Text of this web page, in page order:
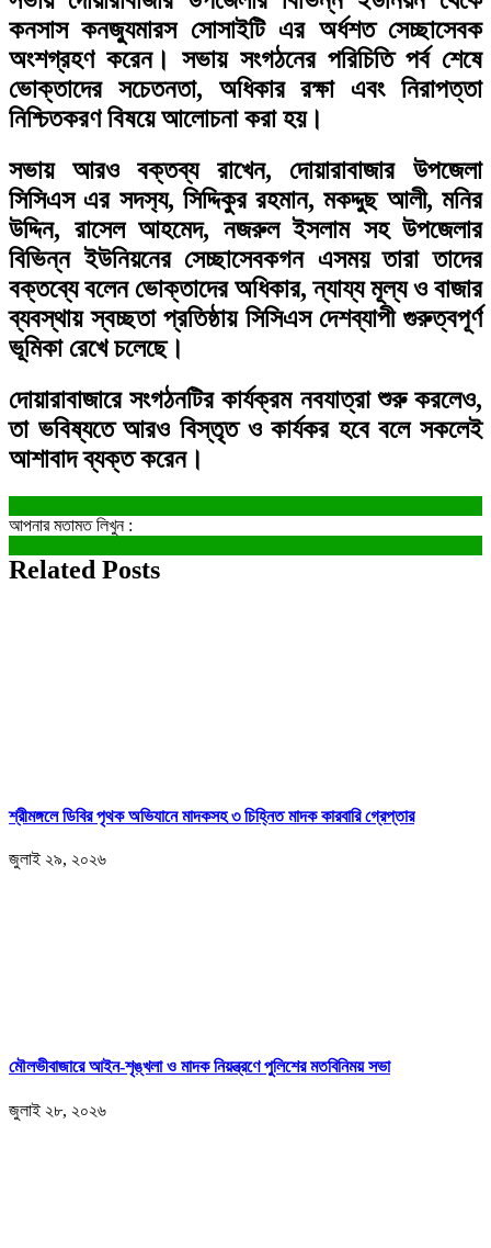
কনসাস কনজ্যুমারস সোসাইটি এর অর্ধশত সেচ্ছাসেবক
অংশগ্রহণ করেন। সভায় সংগঠনের পরিচিতি পর্ব শেষে
ভোক্তাদের সচেতনতা, অধিকার রক্ষা এবং নিরাপত্তা
নিশ্চিতকরণ বিষয়ে আলোচনা করা হয়।
সভায় আরও বক্তব্য রাখেন, দোয়ারাবাজার উপজেলা
সিসিএস এর সদস‍্য, সিদ্দিকুর রহমান, মকদ্দুছ আলী, মনির
উদ্দিন, রাসেল আহমেদ, নজরুল ইসলাম সহ উপজেলার
বিভিন্ন ইউনিয়নের সেচ্ছাসেবকগন এসময় তারা তাদের
বক্তব্যে বলেন ভোক্তাদের অধিকার, ন্যায্য মূল্য ও বাজার
ব্যবস্থায় স্বচ্ছতা প্রতিষ্ঠায় সিসিএস দেশব্যাপী গুরুত্বপূর্ণ
ভূমিকা রেখে চলেছে।
দোয়ারাবাজারে সংগঠনটির কার্যক্রম নবযাত্রা শুরু করলেও,
তা ভবিষ্যতে আরও বিস্তৃত ও কার্যকর হবে বলে সকলেই
আশাবাদ ব্যক্ত করেন।
আপনার মতামত লিখুন :
Related Posts
শ্রীমঙ্গলে ডিবির পৃথক অভিযানে মাদকসহ ৩ চিহ্নিত মাদক কারবারি গ্রেপ্তার
জুলাই ২৯, ২০২৬
মৌলভীবাজারে আইন-শৃঙ্খলা ও মাদক নিয়ন্ত্রণে পুলিশের মতবিনিময় সভা
জুলাই ২৮, ২০২৬